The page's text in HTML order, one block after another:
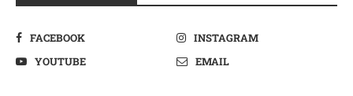
FACEBOOK
INSTAGRAM
YOUTUBE
EMAIL